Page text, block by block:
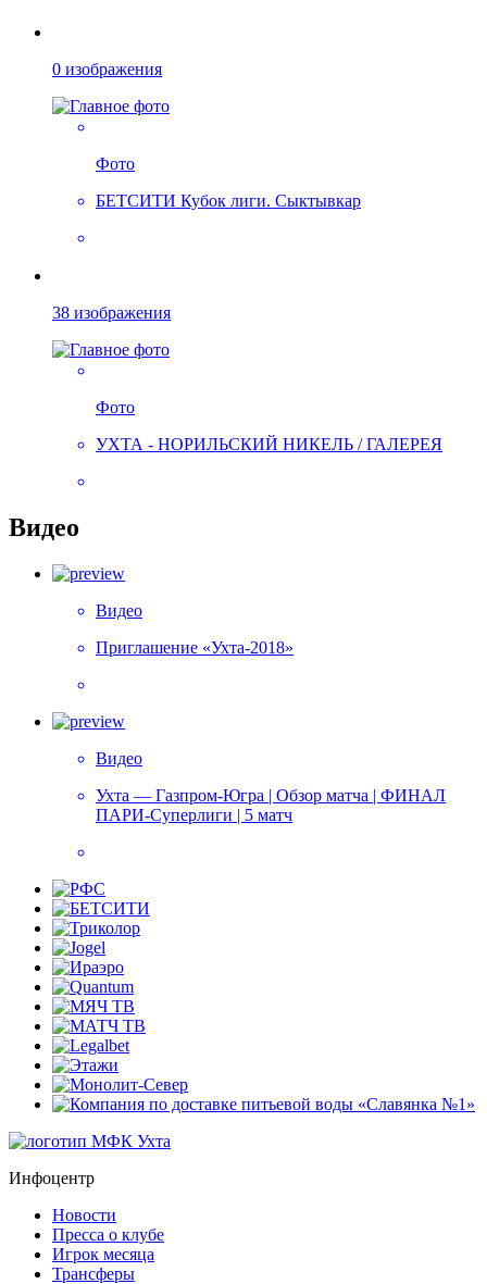
0 изображения
Фото
БЕТСИТИ Кубок лиги. Сыктывкар
38 изображения
Фото
УХТА - НОРИЛЬСКИЙ НИКЕЛЬ / ГАЛЕРЕЯ
Видео
Видео
Приглашение «Ухта-2018»
Видео
Ухта — Газпром-Югра | Обзор матча | ФИНАЛ
ПАРИ-Суперлиги | 5 матч
Инфоцентр
Новости
Пресса о клубе
Игрок месяца
Трансферы